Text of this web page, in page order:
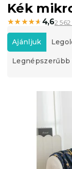
Kék
★★★★★
★★★★★ 4,62
T
e
r
m
Ajánljuk